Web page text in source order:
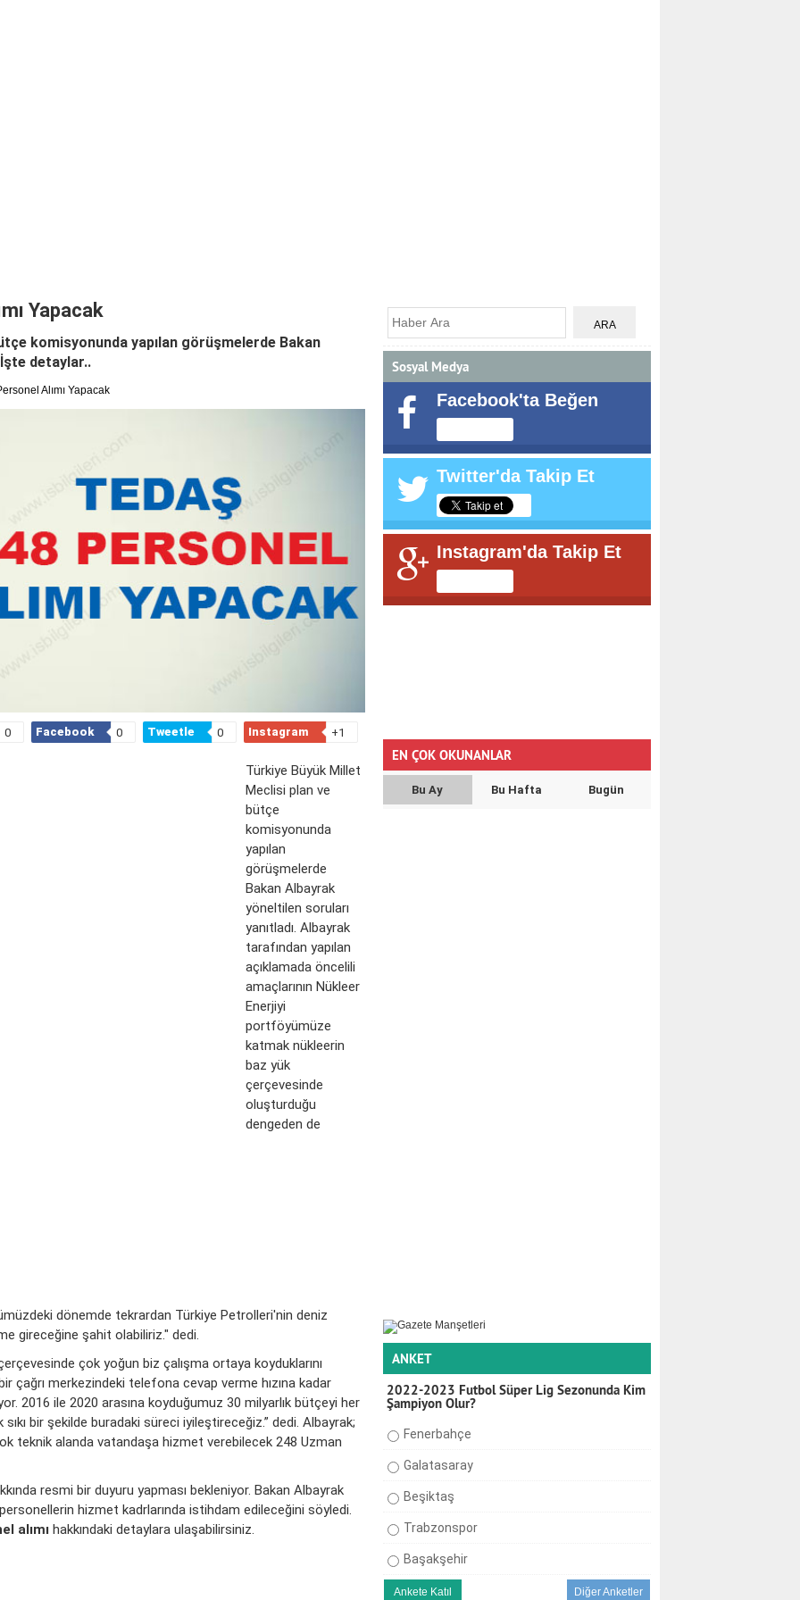
Yapacak
komisyonunda yapılan görüşmelerde Bakan
detaylar..
Alımı Yapacak
0 Facebook 0 Tweetle 0 Instagram +1
Türkiye Büyük Millet
Meclisi plan ve
bütçe
komisyonunda
yapılan
görüşmelerde
Bakan Albayrak
yöneltilen soruları
yanıtladı. Albayrak
tarafından yapılan
açıklamada öncelili
amaçlarının Nükleer
Enerjiyi
portföyümüze
katmak nükleerin
baz yük
çerçevesinde
oluşturduğu
dengeden de
dönemde tekrardan Türkiye Petrolleri'nin deniz
gireceğine şahit olabiliriz." dedi.
çok yoğun biz çalışma ortaya koyduklarını
çağrı merkezindeki telefona cevap verme hızına kadar
2016 ile 2020 arasına koyduğumuz 30 milyarlık bütçeyi her
sıkı bir şekilde buradaki süreci iyileştireceğiz.” dedi. Albayrak;
teknik alanda vatandaşa hizmet verebilecek 248 Uzman
resmi bir duyuru yapması bekleniyor. Bakan Albayrak
hizmet kadrlarında istihdam edileceğini söyledi.
alımı hakkındaki detaylara ulaşabilirsiniz.
Sosyal Medya
Facebook'ta Beğen
Twitter'da Takip Et
Instagram'da Takip Et
EN ÇOK OKUNANLAR
Bu Ay Bu Hafta Bugün
ANKET
2022-2023 Futbol Süper Lig Sezonunda Kim
Şampiyon Olur?
Fenerbahçe
Galatasaray
Beşiktaş
Trabzonspor
Başakşehir
Diğer Anketler